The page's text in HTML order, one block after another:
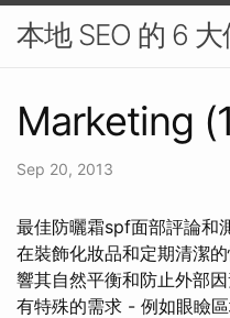
本地 SEO 的 6
Marketing
Sep 20, 2013
最佳防曬霜spf面部評論和
在裝飾化妝品和定期清潔
響其自然平衡和防止外部
有特殊的需求 - 例如眼瞼